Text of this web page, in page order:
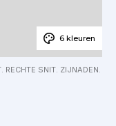
6 kleuren
RECHTE SNIT. ZIJNADEN.